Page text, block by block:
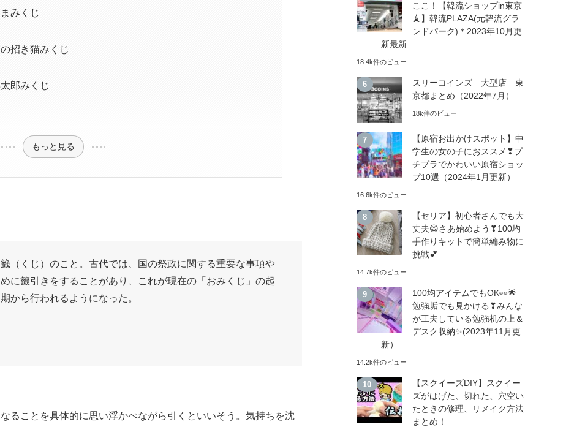
みくじ
招き猫みくじ
郎みくじ
もっと見る
（くじ）のこと。古代では、国の祭政に関する重要な事項や
に籤引きをすることがあり、これが現在の「おみくじ」の起
から行われるようになった。
ることを具体的に思い浮かべながら引くといいそう。気持ちを沈
ここ！【韓流ショップin東京
🗼】韓流PLAZA(元韓流グラ
ンドパーク)＊2023年10月更
新最新
18.4k件のビュー
スリーコインズ 大型店 東
京都まとめ（2022年7月）
18k件のビュー
【原宿お出かけスポット】中
学生の女の子におススメ❣プ
チプラでかわいい原宿ショッ
プ10選（2024年1月更新）
16.6k件のビュー
【セリア】初心者さんでも大
丈夫😁さあ始めよう❣100均
手作りキットで簡単編み物に
挑戦💕
14.7k件のビュー
100均アイテムでもOK👀🌟
勉強垢でも見かける❣みんな
が工夫している勉強机の上＆
デスク収納✨(2023年11月更
新）
14.2k件のビュー
【スクイーズDIY】スクイー
ズがはげた、切れた、穴空い
たときの修理、リメイク方法
まとめ！